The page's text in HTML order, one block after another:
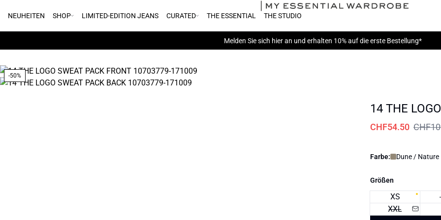
NEUHEITEN SHOP LIMITED-EDITION JEANS CURATED THE ESSENTIAL THE STUDIO
Melden Sie sich hieran und erhalten 10% auf die erste Bestellung*
-50%
14 THE
CHF54.50
Farbe: Dune / Nature
Größen
XS
XXL